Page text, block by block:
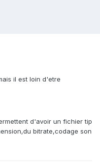
il est loin d'etre
d'avoir un fichier tip
bitrate,codage son